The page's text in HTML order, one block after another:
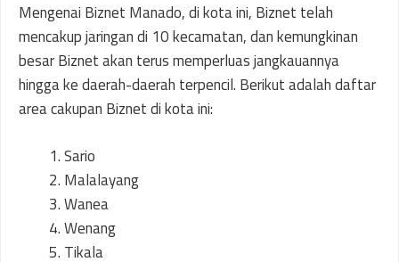
Mengenai Biznet Manado, di kota ini, Biznet telah
mencakup jaringan di 10 kecamatan, dan kemungkinan
besar Biznet akan terus memperluas jangkauannya
hingga ke daerah-daerah terpencil. Berikut adalah daftar
area cakupan Biznet di kota ini:
Sario
Malalayang
Wanea
Wenang
Tikala